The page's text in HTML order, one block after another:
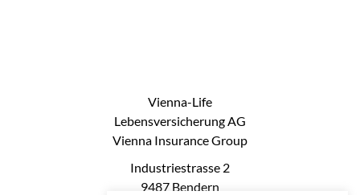
Vienna-Life
Lebensversicherung AG
Vienna Insurance Group
Industriestrasse 2
9487 Bendern